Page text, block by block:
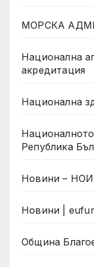
МОРСКА
Национална
акредитация
Национална
Република
Новини – НОИ
Новини |
Община